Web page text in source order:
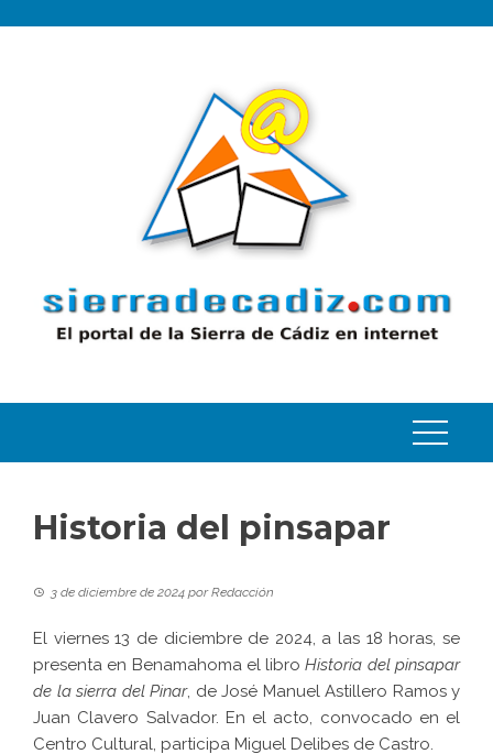
Historia del pinsapar
3 de diciembre de 2024 porRedacción
El viernes 13 de diciembre de 2024, a las 18 horas, se
presenta en Benamahoma el libroHistoria del pinsapar
de la sierra del Pinar, de José Manuel Astillero Ramos y
Juan Clavero Salvador. En el acto, convocado en el
Centro Cultural, participa Miguel Delibes de Castro.